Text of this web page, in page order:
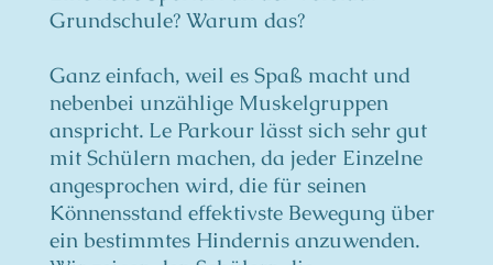
Grundschule? Warum das?
Ganz einfach, weil es Spaß macht und
nebenbei unzählige Muskelgruppen
anspricht. Le Parkour lässt sich sehr gut
mit Schülern machen, da jeder Einzelne
angesprochen wird, die für seinen
Könnensstand effektivste Bewegung über
ein bestimmtes Hindernis anzuwenden.